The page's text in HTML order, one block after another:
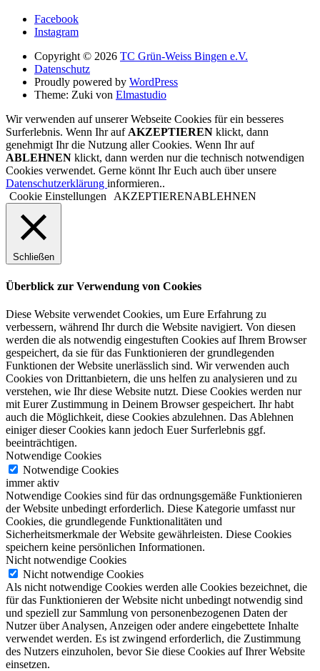
Facebook
Instagram
Copyright © 2026 TC Grün-Weiss Bingen e.V.
Datenschutz
Proudly powered by WordPress
Theme: Zuki von Elmastudio
Wir verwenden auf unserer Webseite Cookies für ein besseres
Surferlebnis. Wenn Ihr aufAKZEPTIEREN klickt, dann
genehmigt Ihr die Nutzung aller Cookies. Wenn Ihr auf
ABLEHNEN klickt, dann werden nur die technisch notwendigen
Cookies verwendet. Gerne könnt Ihr Euch auch über unsere
Datenschutzerklärung informieren..
Cookie Einstellungen AKZEPTIERENABLEHNEN
Schließen
Überblick zur Verwendung von Cookies
Diese Website verwendet Cookies, um Eure Erfahrung zu
verbessern, während Ihr durch die Website navigiert. Von diesen
werden die als notwendig eingestuften Cookies auf Ihrem Browser
gespeichert, da sie für das Funktionieren der grundlegenden
Funktionen der Website unerlässlich sind. Wir verwenden auch
Cookies von Drittanbietern, die uns helfen zu analysieren und zu
verstehen, wie Ihr diese Website nutzt. Diese Cookies werden nur
mit Eurer Zustimmung in Deinem Browser gespeichert. Ihr habt
auch die Möglichkeit, diese Cookies abzulehnen. Das Ablehnen
einiger dieser Cookies kann jedoch Euer Surferlebnis ggf.
beeinträchtigen.
Notwendige Cookies
Notwendige Cookies
immer aktiv
Notwendige Cookies sind für das ordnungsgemäße Funktionieren
der Website unbedingt erforderlich. Diese Kategorie umfasst nur
Cookies, die grundlegende Funktionalitäten und
Sicherheitsmerkmale der Website gewährleisten. Diese Cookies
speichern keine persönlichen Informationen.
Nicht notwendige Cookies
Nicht notwendige Cookies
Als nicht notwendige Cookies werden alle Cookies bezeichnet, die
für das Funktionieren der Website nicht unbedingt notwendig sind
und speziell zur Sammlung von personenbezogenen Daten der
Nutzer über Analysen, Anzeigen oder andere eingebettete Inhalte
verwendet werden. Es ist zwingend erforderlich, die Zustimmung
des Nutzers einzuholen, bevor Sie diese Cookies auf Ihrer Website
einsetzen.